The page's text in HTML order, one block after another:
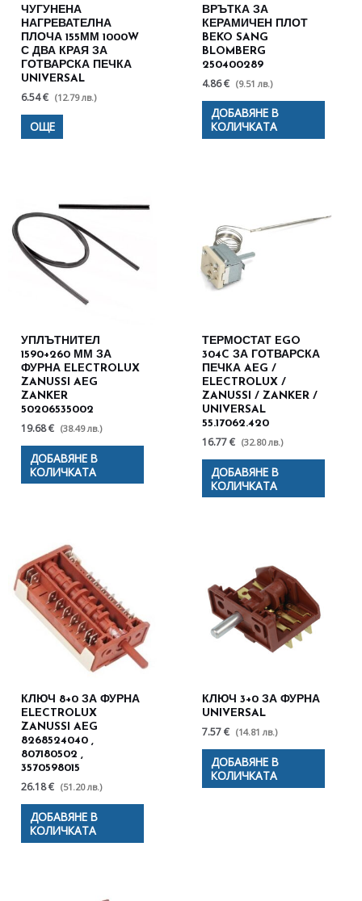
ЧУГУНЕНА
НАГРЕВАТЕЛНА
ПЛОЧА 155ММ 1000W
С ДВА КРАЯ ЗА
ГОТВАРСКА ПЕЧКА
UNIVERSAL
6.54 € (12.79 лв.)
ОЩЕ
ВРЪТКА ЗА
КЕРАМИЧЕН ПЛОТ
BEKO SANG
BLOMBERG
250400289
4.86 € (9.51 лв.)
ДОБАВЯНЕ В
КОЛИЧКАТА
УПЛЪТНИТЕЛ
1590+260 ММ ЗА
ФУРНА ELECTROLUX
ZANUSSI AEG
ZANKER
50206535002
19.68 € (38.49 лв.)
ДОБАВЯНЕ В
КОЛИЧКАТА
ТЕРМОСТАТ EGO
304C ЗА ГОТВАРСКА
ПЕЧКА AEG /
ELECTROLUX /
ZANUSSI / ZANKER /
UNIVERSAL
55.17062.420
16.77 € (32.80 лв.)
ДОБАВЯНЕ В
КОЛИЧКАТА
КЛЮЧ 8+0 ЗА ФУРНА
ELECTROLUX
ZANUSSI AEG
8268524040 ,
807180502 ,
3570598015
26.18 € (51.20 лв.)
ДОБАВЯНЕ В
КОЛИЧКАТА
КЛЮЧ 3+0 ЗА ФУРНА
UNIVERSAL
7.57 € (14.81 лв.)
ДОБАВЯНЕ В
КОЛИЧКАТА